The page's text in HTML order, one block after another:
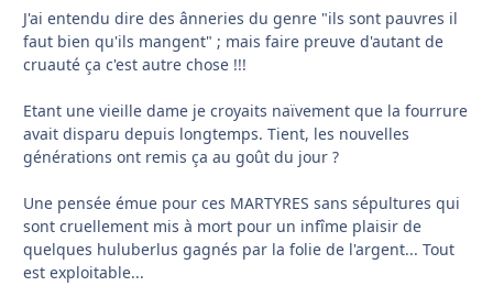
J'ai entendu dire des ânneries du genre "ils sont pauvres il
faut bien qu'ils mangent" ; mais faire preuve d'autant de
cruauté ça c'est autre chose !!!
Etant une vieille dame je croyaits naïvement que la fourrure
avait disparu depuis longtemps. Tient, les nouvelles
générations ont remis ça au goût du jour ?
Une pensée émue pour ces MARTYRES sans sépultures qui
sont cruellement mis à mort pour un infîme plaisir de
quelques huluberlus gagnés par la folie de l'argent... Tout
est exploitable...